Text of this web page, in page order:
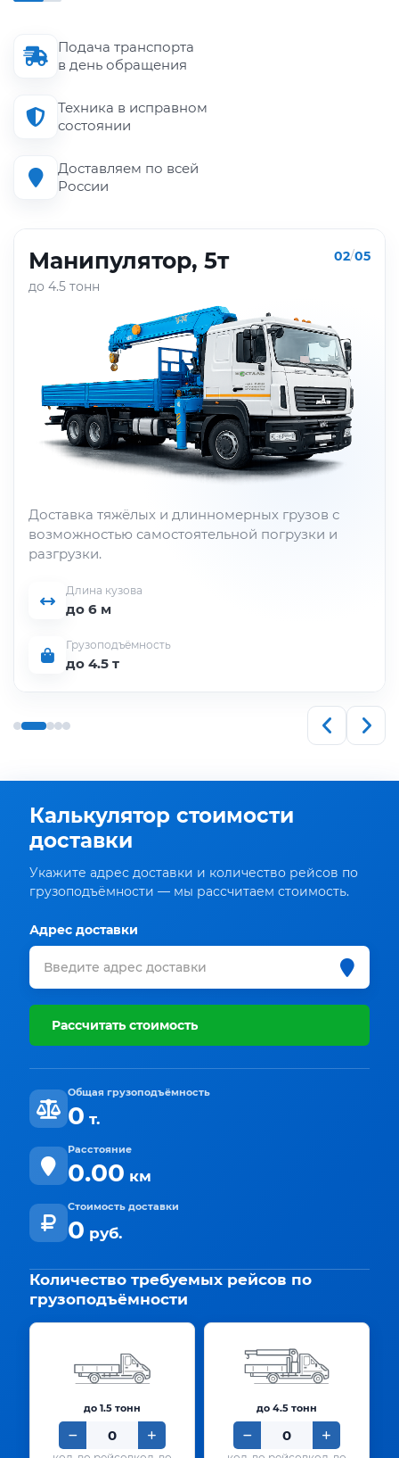
Подача транспорта
в день обращения
Техника в исправном
состоянии
Доставляем по всей
России
Манипулятор, 5т
до 4.5 тонн
02/05
Доставка тяжёлых и длинномерных грузов с
возможностью самостоятельной погрузки и
разгрузки.
Длина кузова
до 6 м
Грузоподъёмность
до 4.5 т
Калькулятор стоимости
доставки
Укажите адрес доставки и количество рейсов по
грузоподъёмности — мы рассчитаем стоимость.
Адрес доставки
Рассчитать стоимость
Общая грузоподъёмность
0 т.
Расстояние
0.00 км
Стоимость доставки
0 руб.
Количество требуемых рейсов по
грузоподъёмности
до 1.5 тонн до 4.5 тонн